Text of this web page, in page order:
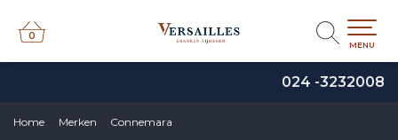
024 -3232008
0
0
MENU
Home Merken Connemara